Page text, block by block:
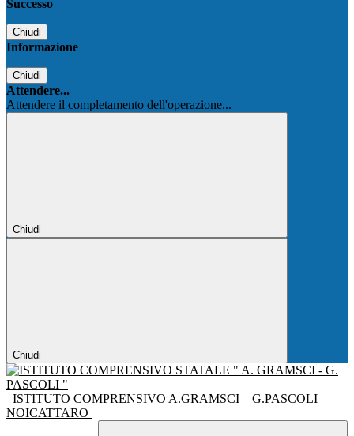
Successo
Chiudi
Informazione
Chiudi
Attendere...
Attendere il completamento dell'operazione...
Chiudi
Chiudi
ISTITUTO COMPRENSIVO A.GRAMSCI – G.PASCOLI
NOICATTARO